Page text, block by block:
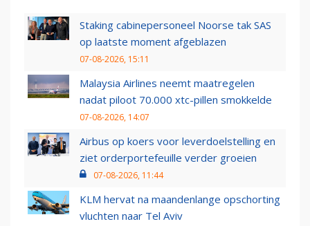
Staking cabinepersoneel Noorse tak SAS
op laatste moment afgeblazen
07-08-2026, 15:11
Malaysia Airlines neemt maatregelen
nadat piloot 70.000 xtc-pillen smokkelde
07-08-2026, 14:07
Airbus op koers voor leverdoelstelling en
ziet orderportefeuille verder groeien
07-08-2026, 11:44
KLM hervat na maandenlange opschorting
vluchten naar Tel Aviv